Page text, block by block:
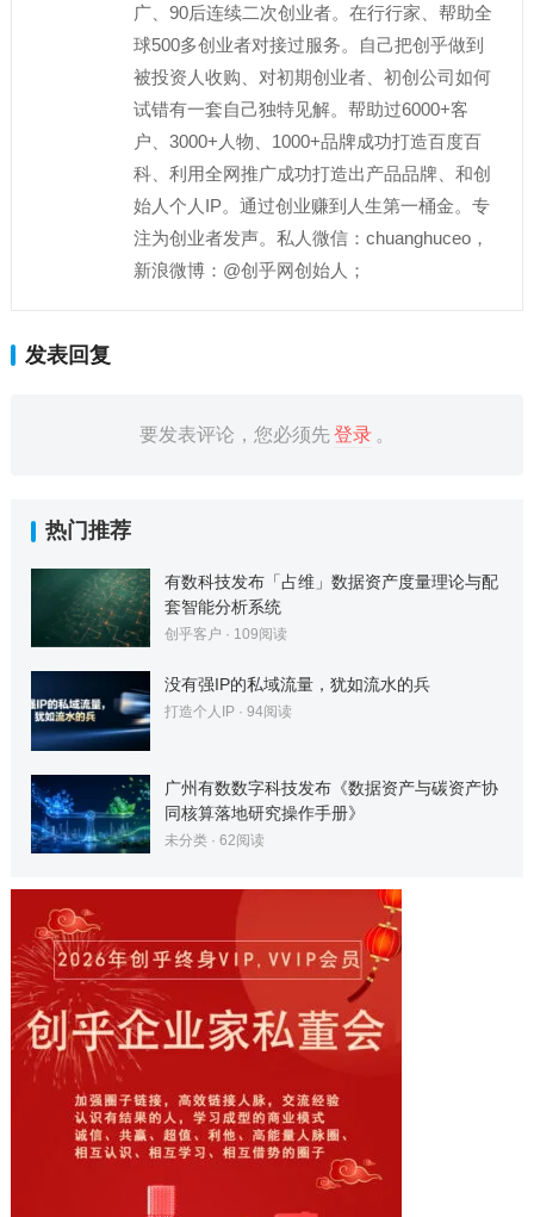
广、90后连续二次创业者。在行行家、帮助全
球500多创业者对接过服务。自己把创乎做到
被投资人收购、对初期创业者、初创公司如何
试错有一套自己独特见解。帮助过6000+客
户、3000+人物、1000+品牌成功打造百度百
科、利用全网推广成功打造出产品品牌、和创
始人个人IP。通过创业赚到人生第一桶金。专
注为创业者发声。私人微信：chuanghuceo，
新浪微博：@创乎网创始人；
发表回复
要发表评论，您必须先登录 。
热门推荐
有数科技发布「占维」数据资产度量理论与配
套智能分析系统
创乎客户 · 109阅读
没有强IP的私域流量，犹如流水的兵
打造个人IP· 94阅读
广州有数数字科技发布《数据资产与碳资产协
同核算落地研究操作手册》
未分类· 62阅读